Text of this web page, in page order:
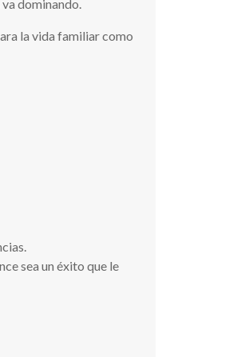
dominando.
la vida familiar como
sea un éxito que le